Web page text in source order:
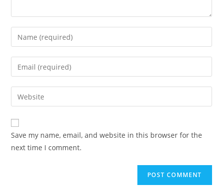
Save my name, email, and website in this browser for the
next time I comment.